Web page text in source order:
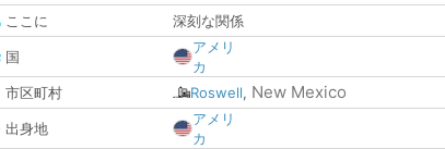
ここに
深刻な関係
国
アメリ
カ
市区町村
Roswell, New Mexico
出身地
アメリ
カ